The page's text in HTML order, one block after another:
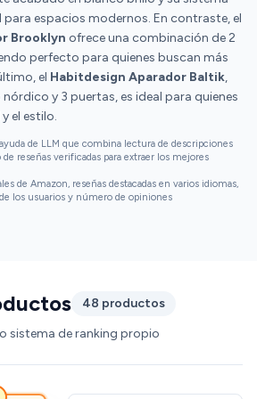
para espacios modernos. En contraste, el
Brooklyn ofrece una combinación de 2
perfecto para quienes buscan más
el Habitdesign Aparador Baltik,
y 3 puertas, es ideal para quienes
el estilo.
de LLM que combina lectura de descripciones
reseñas verificadas para extraer los mejores
de Amazon, reseñas destacadas en varios idiomas,
los usuarios y número de opiniones
48 productos
sistema de ranking propio